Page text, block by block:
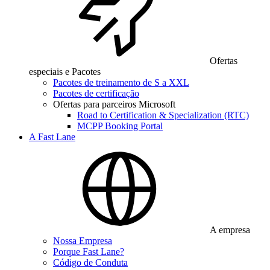
Ofertas
especiais e Pacotes
Pacotes de treinamento de S a XXL
Pacotes de certificação
Ofertas para parceiros Microsoft
Road to Certification & Specialization (RTC)
MCPP Booking Portal
A Fast Lane
A empresa
Nossa Empresa
Porque Fast Lane?
Código de Conduta